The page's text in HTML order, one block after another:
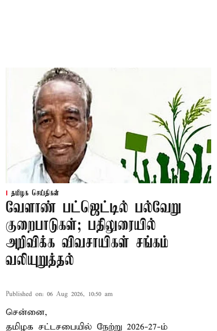
தமிழக செய்திகள்
வேளாண் பட்ஜெட்டில் பல்வேறு
குறைபாடுகள்; பதிலுரையில்
அறிவிக்க விவசாயிகள் சங்கம்
வலியுறுத்தல்
Published on: 06 Aug 2026, 10:50 am
சென்னை,
தமிழக சட்டசபையில் நேற்று 2026-27-ம்